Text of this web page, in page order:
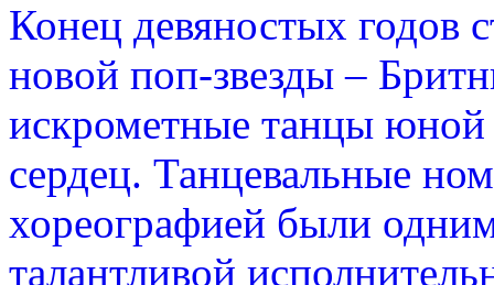
Конец девяностых годов
новой поп-звезды –
искрометные танцы юной
сердец. Танцевальные
хореографией были
талантливой